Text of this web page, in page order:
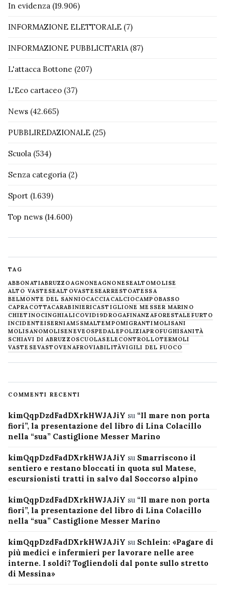
In evidenza (19.906)
INFORMAZIONE ELETTORALE (7)
INFORMAZIONE PUBBLICITARIA(87)
L'attacca Bottone (207)
L'Eco cartaceo (37)
News (42.665)
PUBBLIREDAZIONALE (25)
Scuola (534)
Senza categoria (2)
Sport (1.639)
Top news (14.600)
TAG
ABBONATIABRUZZOAGNONEAGNONESEALTOMOLISE
ALTO VASTESEALTOVASTESEARRESTOATESSA
BELMONTE DEL SANNIOCACCIACALCIOCAMPOBASSO
CAPRACOTTACARABINIERICASTIGLIONE MESSER MARINO
CHIETINOCINGHIALICOVID19DROGAFINANZAFORESTALE FURTO
INCIDENTEISERNIAM5SMALTEMPOMIGRANTIMOLISANI
MOLISANOMOLISENEVE OSPEDALEPOLIZIAPROFUGHISANITÀ
SCHIAVI DI ABRUZZOSCUOLASELECONTROLLOTERMOLI
VASTESEVASTOVENAFROVIABILITÀVIGILI DEL FUOCO
COMMENTI RECENTI
kimQqpDzdFadDXrkHWJAJiY su “Il mare non porta
fiori”, la presentazione del libro di Lina Colacillo
nella “sua” Castiglione Messer Marino
kimQqpDzdFadDXrkHWJAJiY su Smarriscono il
sentiero e restano bloccati in quota sul Matese,
escursionisti tratti in salvo dal Soccorso alpino
kimQqpDzdFadDXrkHWJAJiY su “Il mare non porta
fiori”, la presentazione del libro di Lina Colacillo
nella “sua” Castiglione Messer Marino
kimQqpDzdFadDXrkHWJAJiY su Schlein: «Pagare di
più medici e infermieri per lavorare nelle aree
interne. I soldi? Togliendoli dal ponte sullo stretto
di Messina»